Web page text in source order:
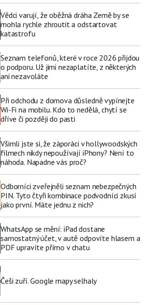
Vědci varují, že oběžná dráha Země by se
mohla rychle zhroutit a odstartovat
katastrofu
Seznam telefonů, které v roce 2026 přijdou
o podporu. Už jimi nezaplatíte, z některých
ani nezavoláte
Při odchodu z domova důsledně vypínejte
Wi-Fi na mobilu. Kdo to nedělá, chytí se
dříve či později do pasti
Všimli jste si, že záporáci v hollywoodských
filmech nikdy nepoužívají iPhony? Není to
náhoda. Napadne vás proč?
Odborníci zveřejněli seznam nebezpečných
PIN. Tyto čtyři kombinace podvodníci zkusí
jako první. Máte jednu z nich?
WhatsApp se mění: iPad dostane
samostatný účet, v autě odpovíte hlasem a
PDF upravíte přímo v chatu
Češi zuří. Google mapy selhaly